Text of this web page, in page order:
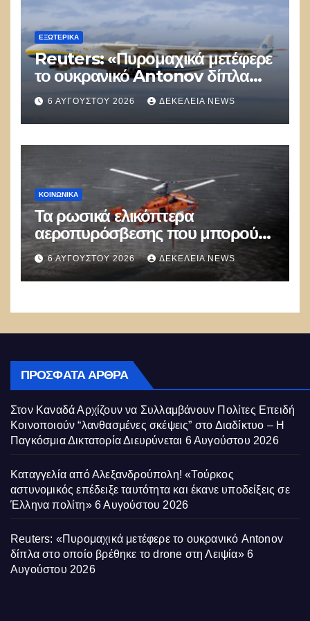
ΕΞΩΤΕΡΙΚΑ
Reuters: «Πυρομαχικά μετέφερε
το ουκρανικό Antonov δίπλα
στο οποίο βρέθηκε το drone στη
Λειψία»
6 ΑΥΓΟΎΣΤΟΥ 2026 ΔΕΚΈΛΕΙΑ NEWS
ΚΟΙΝΩΝΙΚΑ
Τα ρωσικά ελικόπτερα
αεροπυρόσβεσης που μπορούν
να ρίχνουν 5 τόνους νερού με 8
μποφόρ
6 ΑΥΓΟΎΣΤΟΥ 2026 ΔΕΚΈΛΕΙΑ NEWS
ΠΡΌΣΦΑΤΑ ΆΡΘΡΑ
Στον Καναδά Αρχίζουν να Συλλαμβάνουν Πολίτες Επειδή
Κοινοποιούν “λανθασμένες σκέψεις” στο Διαδίκτυο – Η
Παγκόσμια Δικτατορία Διευρύνεται 6 Αυγούστου 2026
Καταγγελία από Αλεξανδρούπολη! «Τούρκος
αστυνομικός επέδειξε ταυτότητα και έκανε υποδείξεις σε
Έλληνα πολίτη» 6 Αυγούστου 2026
Reuters: «Πυρομαχικά μετέφερε το ουκρανικό Antonov
δίπλα στο οποίο βρέθηκε το drone στη Λειψία» 6
Αυγούστου 2026